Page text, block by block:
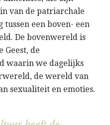
van de patriarchale
een boven- een
De bovenwereld is
Geest, de
waarin we dagelijks
de wereld van
sexualiteit en emoties.